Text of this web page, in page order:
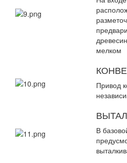
мелком
Привод
В